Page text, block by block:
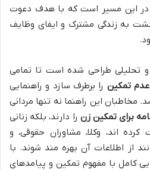
در این مسیر است که با هدف دعوت
به زندگی مشترک و ایفای وظایف
و تحلیلی طراحی شده است تا تمامی
عدم تمکین را برطرف سازد و راهنمایی
مخاطبان این راهنما نه تنها مردانی
برای تمکین زن را دارند، بلکه زنانی
اند، وکلا، مشاوران حقوقی، و
از اطلاعات آن بهره مند شوند. با
کامل با مفهوم تمکین و پیامدهای